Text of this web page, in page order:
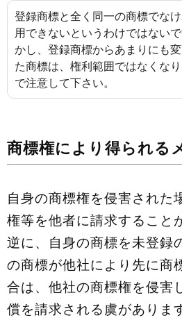
登録商標と全く同一の商標でな
用できないというわけではない
かし、登録商標からあまりにも
た商標は、権利範囲ではなくな
で注意して下さい。
商標権により得られる
自身の商標権を侵害された
権等を他者に請求すること
逆に、自身の商標を未登録
の商標が他社により先に商
合は、他社の商標権を侵害
償を請求される虞がありま